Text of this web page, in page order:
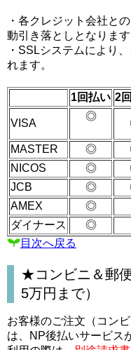
・各クレジット会社と
動引き落としとなります
・SSLシステムにより
れます。
1回払い 2
VISA
◎
MASTER ◎
NICOS
◎
JCB
◎
AMEX
◎
ダイナース
◎
目次へ戻る
★コンビニ＆郵
5万円まで）
お客様のご注文（コン
は、NP後払いサービス